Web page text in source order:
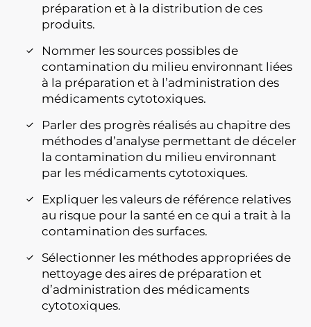
préparation et à la distribution de ces
produits.
Nommer les sources possibles de
contamination du milieu environnant liées
à la préparation et à l’administration des
médicaments cytotoxiques.
Parler des progrès réalisés au chapitre des
méthodes d’analyse permettant de déceler
la contamination du milieu environnant
par les médicaments cytotoxiques.
Expliquer les valeurs de référence relatives
au risque pour la santé en ce qui a trait à la
contamination des surfaces.
Sélectionner les méthodes appropriées de
nettoyage des aires de préparation et
d’administration des médicaments
cytotoxiques.